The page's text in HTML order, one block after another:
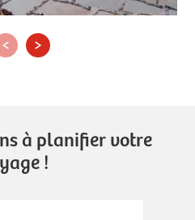
‹ ›
à planifier votre
!